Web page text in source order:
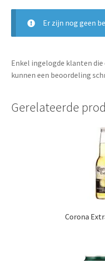
Er zijn nog geen
Enkel ingelogde klanten
kunnen een beoordeling
Gerelateerde
Corona